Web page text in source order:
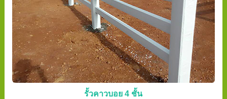
รั้วคาวบอย 4 ชั้น